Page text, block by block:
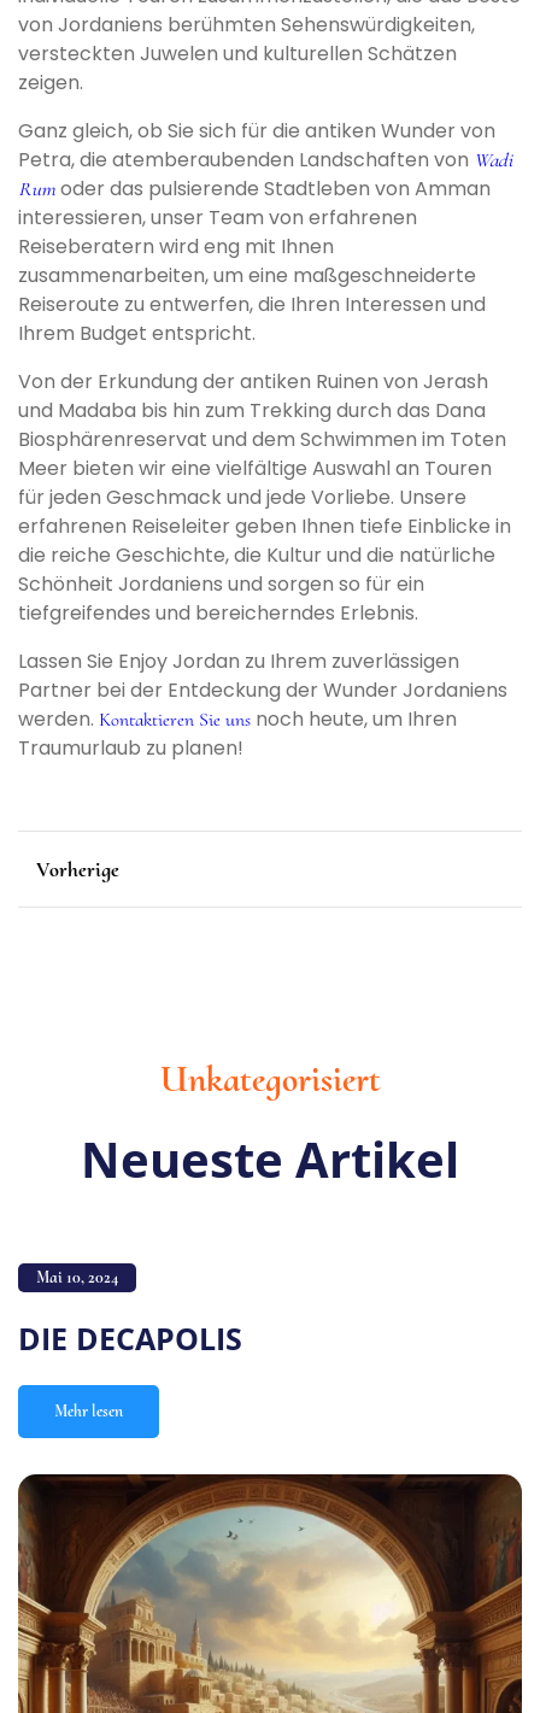
von Jordaniens berühmten Sehenswürdigkeiten,
versteckten Juwelen und kulturellen Schätzen
zeigen.
Ganz gleich, ob Sie sich für die antiken Wunder von
Petra, die atemberaubenden Landschaften von Wadi
Rum oder das pulsierende Stadtleben von Amman
interessieren, unser Team von erfahrenen
Reiseberatern wird eng mit Ihnen
zusammenarbeiten, um eine maßgeschneiderte
Reiseroute zu entwerfen, die Ihren Interessen und
Ihrem Budget entspricht.
Von der Erkundung der antiken Ruinen von Jerash
und Madaba bis hin zum Trekking durch das Dana
Biosphärenreservat und dem Schwimmen im Toten
Meer bieten wir eine vielfältige Auswahl an Touren
für jeden Geschmack und jede Vorliebe. Unsere
erfahrenen Reiseleiter geben Ihnen tiefe Einblicke in
die reiche Geschichte, die Kultur und die natürliche
Schönheit Jordaniens und sorgen so für ein
tiefgreifendes und bereicherndes Erlebnis.
Lassen Sie Enjoy Jordan zu Ihrem zuverlässigen
Partner bei der Entdeckung der Wunder Jordaniens
werden. Kontaktieren Sie uns noch heute, um Ihren
Traumurlaub zu planen!
Vorherige
Unkategorisiert
Neueste Artikel
Mai 10, 2024
DIE DECAPOLIS
Mehr lesen